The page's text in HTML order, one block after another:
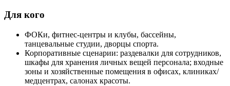
Для кого
ФОКи, фитнес‑центры и клубы, бассейны,
танцевальные студии, дворцы спорта.
Корпоративные сценарии: раздевалки для сотрудников,
шкафы для хранения личных вещей персонала; входные
зоны и хозяйственные помещения в офисах, клиниках/
медцентрах, салонах красоты.